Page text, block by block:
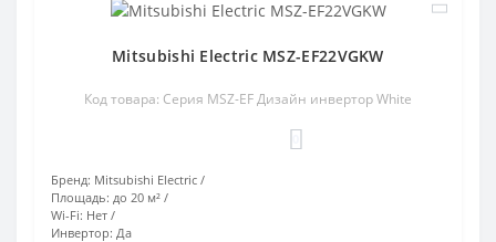
Mitsubishi Electric MSZ-EF22VGKW
Код товара: Серия MSZ-EF Дизайн инвертор White
Бренд: Mitsubishi Electric
Площадь: до 20 м²
Wi-Fi: Нет
Инвертор: Да